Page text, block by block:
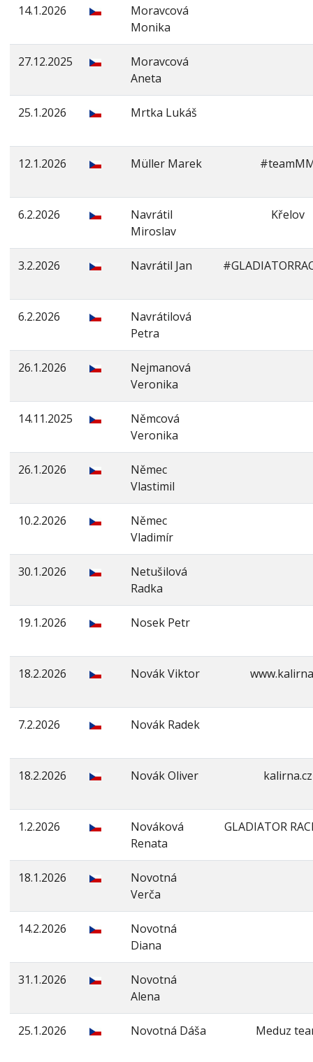
14.1.2026
Moravcová
Monika
27.12.2025
Moravcová
Aneta
25.1.2026 Mrtka Lukáš
12.1.2026 Müller Marek
6.2.2026
Navrátil
Miroslav
Křelov
3.2.2026 Navrátil Jan
6.2.2026
Navrátilová
Petra
26.1.2026
Nejmanová
Veronika
14.11.2025
Němcová
Veronika
26.1.2026
Němec
Vlastimil
10.2.2026
Němec
Vladimír
30.1.2026
Netušilová
Radka
19.1.2026 Nosek Petr
18.2.2026 Novák Viktor
7.2.2026 Novák Radek
18.2.2026 Novák Oliver kalirna.cz
1.2.2026
Nováková
Renata
GLADIATOR
18.1.2026
Novotná
Verča
14.2.2026
Novotná
Diana
31.1.2026
Novotná
Alena
25.1.2026 Novotná Dáša Meduz